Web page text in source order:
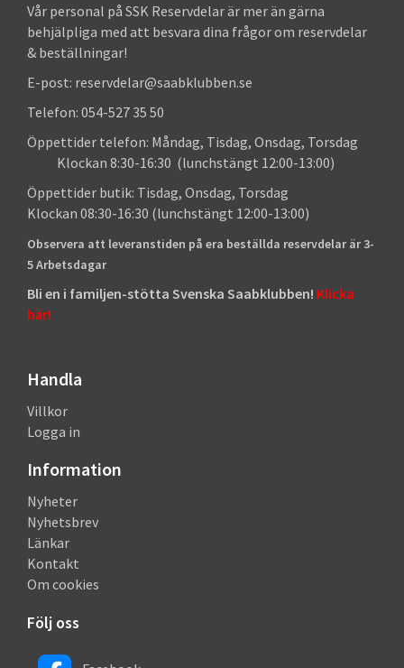
Vår personal på SSK Reservdelar är mer än gärna
behjälpliga med att besvara dina frågor om reservdelar
& beställningar!
E-post: reservdelar@saabklubben.se
Telefon: 054-527 35 50
Öppettider telefon: Måndag, Tisdag, Onsdag, Torsdag
Klockan 8:30-16:30 (lunchstängt 12:00-13:00)
Öppettider butik: Tisdag, Onsdag, Torsdag
Klockan 08:30-16:30 (lunchstängt 12:00-13:00)
Observera att leveranstiden på era beställda reservdelar är 3-
5 Arbetsdagar
Bli en i familjen-stötta Svenska Saabklubben! Klicka
här!
Handla
Villkor
Logga in
Information
Nyheter
Nyhetsbrev
Länkar
Kontakt
Om cookies
Följ oss